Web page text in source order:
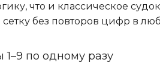
что и классическое
без повторов цифр в
по одному разу